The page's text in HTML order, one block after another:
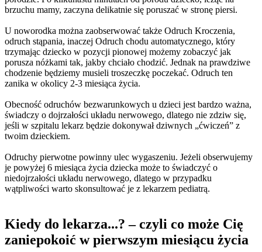
brzuchu mamy, zaczyna delikatnie się poruszać w stronę piersi.
U noworodka można zaobserwować także Odruch Kroczenia,
odruch stąpania, inaczej Odruch chodu automatycznego, który
trzymając dziecko w pozycji pionowej możemy zobaczyć jak
porusza nóżkami tak, jakby chciało chodzić. Jednak na prawdziwe
chodzenie będziemy musieli troszeczkę poczekać. Odruch ten
zanika w okolicy 2-3 miesiąca życia.
Obecność odruchów bezwarunkowych u dzieci jest bardzo ważna,
świadczy o dojrzałości układu nerwowego, dlatego nie zdziw się,
jeśli w szpitalu lekarz będzie dokonywał dziwnych „ćwiczeń” z
twoim dzieckiem.
Odruchy pierwotne powinny ulec wygaszeniu. Jeżeli obserwujemy
je powyżej 6 miesiąca życia dziecka może to świadczyć o
niedojrzałości układu nerwowego, dlatego w przypadku
wątpliwości warto skonsultować je z lekarzem pediatrą.
Kiedy do lekarza...? – czyli co może Cię
zaniepokoić w pierwszym miesiącu życia